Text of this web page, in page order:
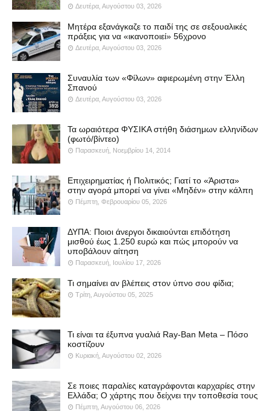
Δευτέρα, Αυγούστου 03, 2026
Μητέρα εξανάγκαζε το παιδί της σε σεξουαλικές
πράξεις για να «ικανοποιεί» 56χρονο
Δευτέρα, Αυγούστου 03, 2026
Συναυλία των «Φίλων» αφιερωμένη στην Έλλη
Σπανού
Δευτέρα, Αυγούστου 03, 2026
Τα ωραιότερα ΦΥΣΙΚΑ στήθη διάσημων ελληνίδων
(φωτό/βίντεο)
Παρασκευή, Νοεμβρίου 14, 2014
Επιχειρηματίας ή Πολιτικός; Γιατί το «Άριστα»
στην αγορά μπορεί να γίνει «Μηδέν» στην κάλπη
Πέμπτη, Φεβρουαρίου 05, 2026
ΔΥΠΑ: Ποιοι άνεργοι δικαιούνται επιδότηση
μισθού έως 1.250 ευρώ και πώς μπορούν να
υποβάλουν αίτηση
Παρασκευή, Ιουλίου 17, 2026
Τι σημαίνει αν βλέπεις στον ύπνο σου φίδια;
Τρίτη, Αυγούστου 05, 2025
Τι είναι τα έξυπνα γυαλιά Ray-Ban Meta – Πόσο
κοστίζουν
Κυριακή, Αυγούστου 02, 2026
Σε ποιες παραλίες καταγράφονται καρχαρίες στην
Ελλάδα; Ο χάρτης που δείχνει την τοποθεσία τους
Πέμπτη, Αυγούστου 06, 2026